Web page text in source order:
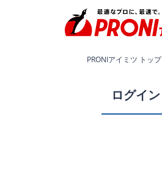
PRONIアイミツ トップ
ログイン